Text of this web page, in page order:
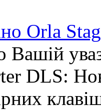
Orla
Вашій
DLS: